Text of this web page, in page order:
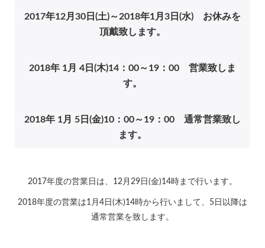
2017年12月30日(土)～2018年1月3日(水) お休みを
頂戴致します。
2018年 1月 4日(木)14：00～19：00 営業致しま
す。
2018年 1月 5日(金)10：00～19：00 通常営業致し
ます。
2017年度の営業日は、12月29日(金)14時まで行います。
2018年度の営業は1月4日(木)14時から行いまして、5日以降は
通常営業を致します。